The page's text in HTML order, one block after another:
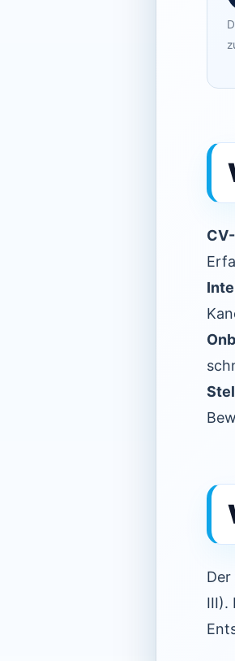
III).